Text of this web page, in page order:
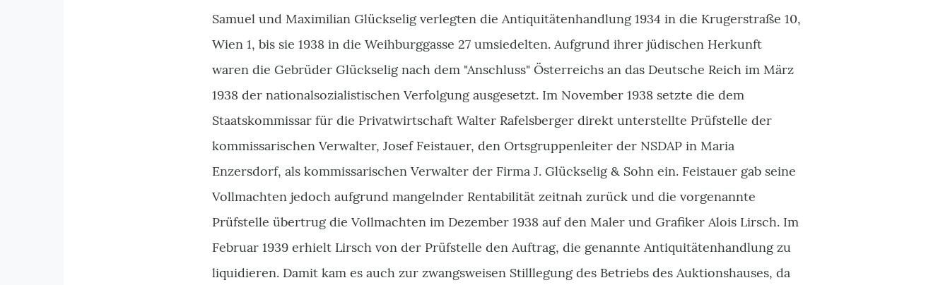
Samuel und Maximilian Glückselig verlegten die Antiquitätenhandlung 1934 in die Krugerstraße 10,
Wien 1, bis sie 1938 in die Weihburggasse 27 umsiedelten. Aufgrund ihrer jüdischen Herkunft
waren die Gebrüder Glückselig nach dem "Anschluss" Österreichs an das Deutsche Reich im März
1938 der nationalsozialistischen Verfolgung ausgesetzt. Im November 1938 setzte die dem
Staatskommissar für die Privatwirtschaft Walter Rafelsberger direkt unterstellte Prüfstelle der
kommissarischen Verwalter, Josef Feistauer, den Ortsgruppenleiter der NSDAP in Maria
Enzersdorf, als kommissarischen Verwalter der Firma J. Glückselig & Sohn ein. Feistauer gab seine
Vollmachten jedoch aufgrund mangelnder Rentabilität zeitnah zurück und die vorgenannte
Prüfstelle übertrug die Vollmachten im Dezember 1938 auf den Maler und Grafiker Alois Lirsch. Im
Februar 1939 erhielt Lirsch von der Prüfstelle den Auftrag, die genannte Antiquitätenhandlung zu
liquidieren. Damit kam es auch zur zwangsweisen Stilllegung des Betriebs des Auktionshauses, da